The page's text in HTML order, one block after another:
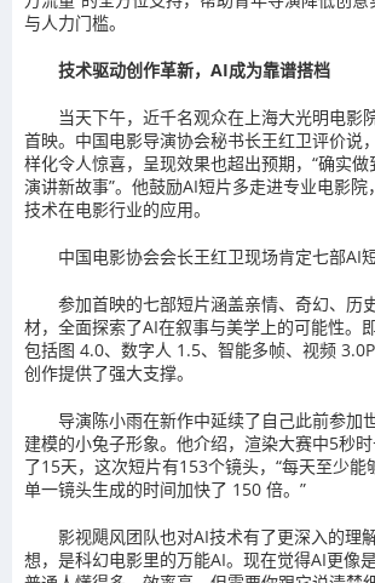
与人力门槛。
技术驱动创作革新，AI成为靠谱搭档
当天下午，近千名观众在上海大光明电影
首映。中国电影导演协会秘书长王红卫评价说
样化令人惊喜，呈现效果也超出预期，“确实
演讲新故事”。他鼓励AI短片多走进专业电影院
技术在电影行业的应用。
中国电影协会会长王红卫现场肯定七部AI
参加首映的七部短片涵盖亲情、奇幻、历
材，全面探索了AI在叙事与美学上的可能性。
包括图 4.0、数字人 1.5、智能多帧、视频
创作提供了强大支撑。
导演陈小雨在新作中延续了自己此前参加
建模的小兔子形象。他介绍，渲染大赛中5秒
了15天，这次短片有153个镜头，“每天至少能
单一镜头生成的时间加快了 150 倍。”
影视飓风团队也对AI技术有了更深入的理
想，是科幻电影里的万能AI。现在觉得AI更像